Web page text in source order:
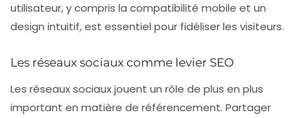
utilisateur, y compris la compatibilité mobile et un
design intuitif, est essentiel pour fidéliser les visiteurs.
Les réseaux sociaux comme levier SEO
Les réseaux sociauxjouent un rôle de plus en plus
important en matière de référencement. Partager